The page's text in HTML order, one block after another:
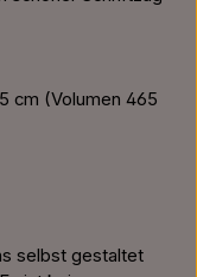
cm (Volumen 465
selbst gestaltet